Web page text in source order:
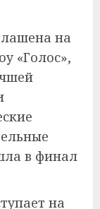
на
«Голос»,
в финал
на